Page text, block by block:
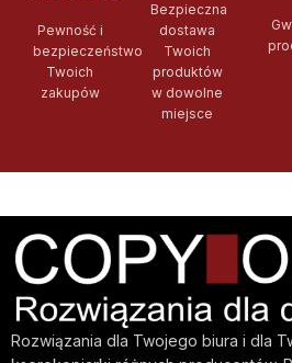
Pewność i
bezpieczeństwo
Twoich
zakupów
Bezpieczna
dostawa
Twoich
produktów
w dowolne
miejsce
Rozwiązania dla Twojego biura i dla